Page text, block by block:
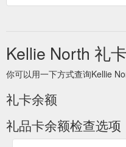
Kellie North 礼
你可以用一下方式查询Kellie
礼卡余额
礼品卡余额检查选项